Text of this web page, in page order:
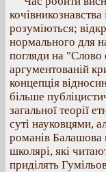
розуміються;
нормального для
погляди на "Слово
аргументованій
концепція
більше
загальної теорії
суті науковцями,
романів Балашова
школярі, які
приділять